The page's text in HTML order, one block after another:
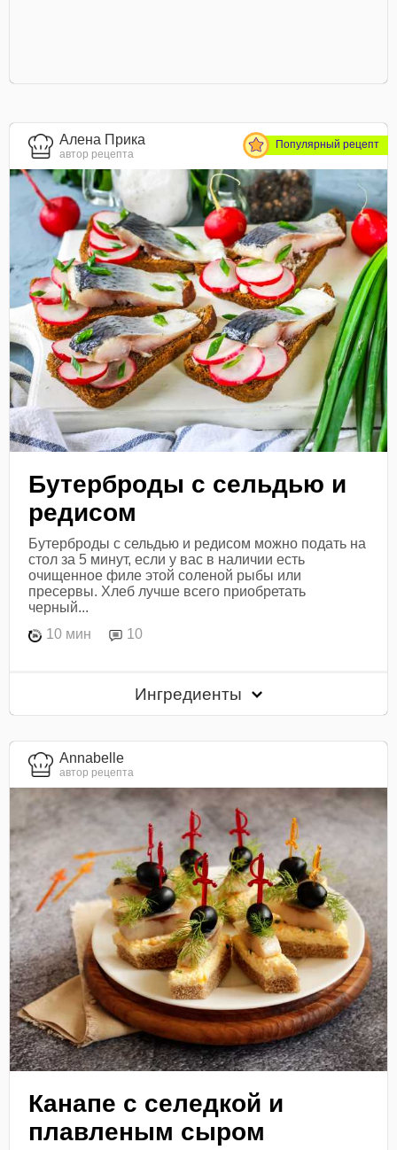
Алена Прика
автор рецепта
Популярный рецепт
Бутерброды с сельдью и
редисом
Бутерброды с сельдью и редисом можно подать на
стол за 5 минут, если у вас в наличии есть
очищенное филе этой соленой рыбы или
пресервы. Хлеб лучше всего приобретать
черный...
10 мин
10
Ингредиенты
Annabelle
автор рецепта
Канапе с селедкой и
плавленым сыром